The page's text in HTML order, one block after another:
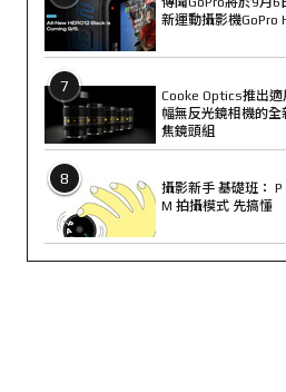
新運動攝影機GoPro
7
Cooke Optics推出適
幅無反光鏡相機的全
焦鏡頭組
8
攝影新手 基礎班： P
M 拍攝模式 先搞懂